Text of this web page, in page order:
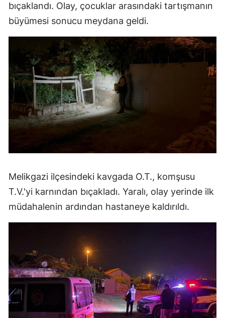
bıçaklandı. Olay, çocuklar arasındaki tartışmanın
büyümesi sonucu meydana geldi.
Melikgazi ilçesindeki kavgada O.T., komşusu
T.V.'yi karnından bıçakladı. Yaralı, olay yerinde ilk
müdahalenin ardından hastaneye kaldırıldı.